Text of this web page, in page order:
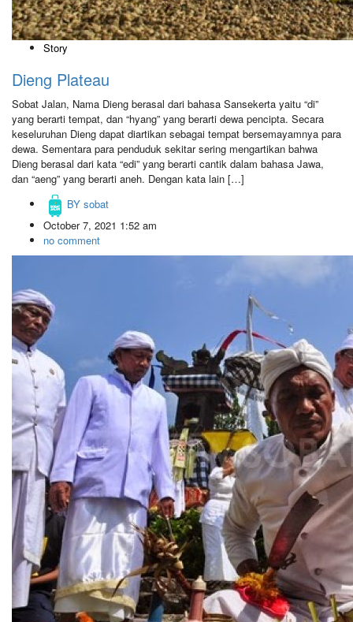
Story
Dieng Plateau
Sobat Jalan, Nama Dieng berasal dari bahasa Sansekerta yaitu “di”
yang berarti tempat, dan “hyang” yang berarti dewa pencipta. Secara
keseluruhan Dieng dapat diartikan sebagai tempat bersemayamnya para
dewa. Sementara para penduduk sekitar sering mengartikan bahwa
Dieng berasal dari kata “edi” yang berarti cantik dalam bahasa Jawa,
dan “aeng” yang berarti aneh. Dengan kata lain […]
BY sobat
October 7, 2021 1:52 am
no comment